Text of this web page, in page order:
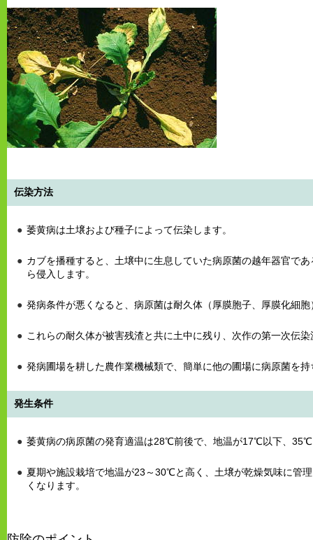
伝染方法
萎黄病は土壌および種子によって伝染します。
カブを播種すると、土壌中に生息していた病原菌の越年器官で
ら侵入します。
発病条件が悪くなると、病原菌は耐久体（厚膜胞子、厚膜化細
これらの耐久体が被害残渣と共に土中に残り、次作の第一次伝
発病圃場を耕した農作業機械類で、簡単に他の圃場に病原菌を
発生条件
萎黄病の病原菌の発育適温は28℃前後で、地温が17℃以下、
夏期や施設栽培で地温が23～30℃と高く、土壌が乾燥気味に管
くなります。